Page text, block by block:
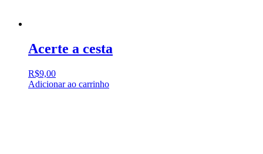
Acerte a cesta
R$9,00
Adicionar ao carrinho